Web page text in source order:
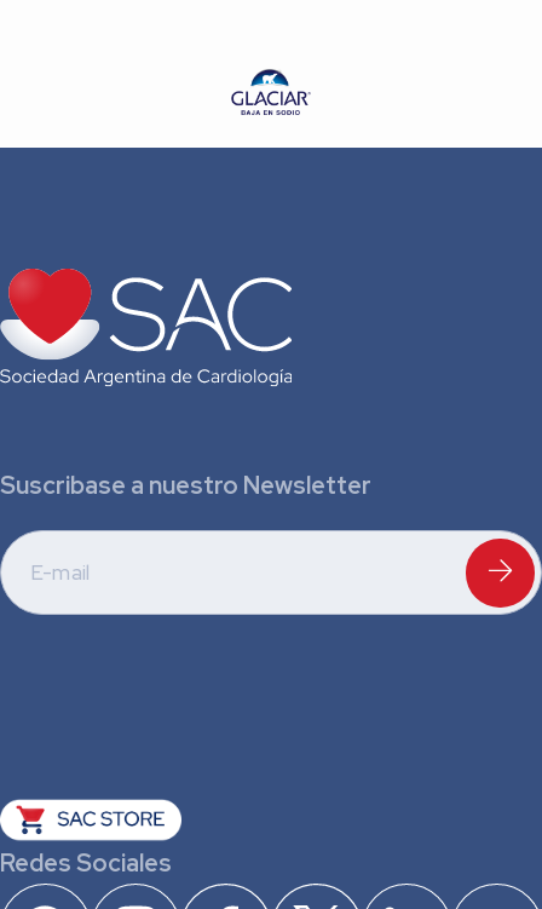
Suscribase a nuestro Newsletter
Redes Sociales